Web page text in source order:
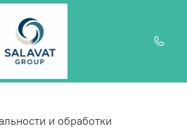
и обработки